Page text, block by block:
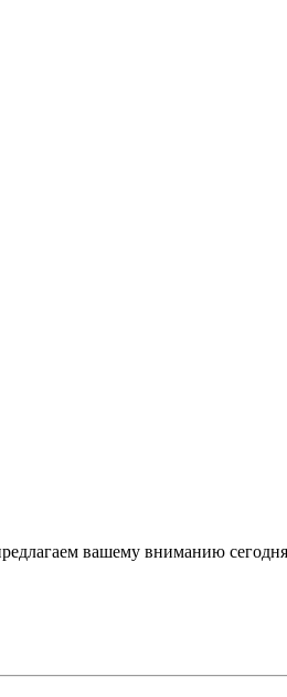
вашему вниманию